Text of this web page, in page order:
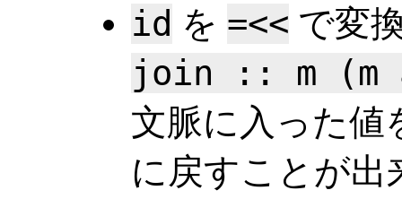
id を =<< で変
join :: m (m
文脈に入った値
に戻すことが出